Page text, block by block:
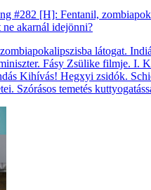
#282 [H]: Fentanil,
ne akarnál idejönni?
látogat.
Fásy Zsülike filmje. I.
Kihívás! Hegxyi zsidók.
Szórásos temetés